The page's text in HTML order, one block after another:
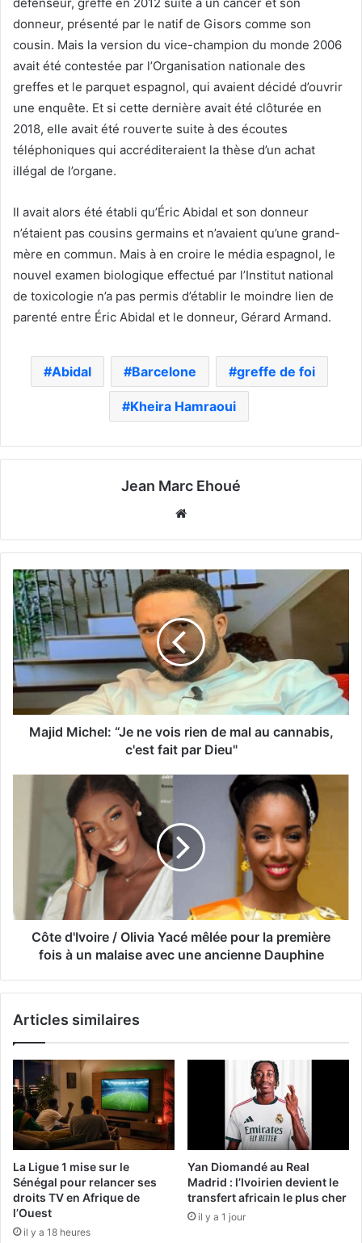
donneur, présenté par le natif de Gisors comme son
cousin. Mais la version du vice-champion du monde 2006
avait été contestée par l’Organisation nationale des
greffes et le parquet espagnol, qui avaient décidé d’ouvrir
une enquête. Et si cette dernière avait été clôturée en
2018, elle avait été rouverte suite à des écoutes
téléphoniques qui accréditeraient la thèse d’un achat
illégal de l’organe.
Il avait alors été établi qu’Éric Abidal et son donneur
n’étaient pas cousins germains et n’avaient qu’une grand-
mère en commun. Mais à en croire le média espagnol, le
nouvel examen biologique effectué par l’Institut national
de toxicologie n’a pas permis d’établir le moindre lien de
parenté entre Éric Abidal et le donneur, Gérard Armand.
Abidal Barcelone greffe de foi
Kheira Hamraoui
Jean Marc Ehoué
Majid Michel: “Je ne vois rien de mal au cannabis,
c'est fait par Dieu"
Côte d'Ivoire / Olivia Yacé mêlée pour la première
fois à un malaise avec une ancienne Dauphine
Articles similaires
La Ligue 1 mise sur le
Sénégal pour relancer ses
droits TV en Afrique de
l’Ouest
il y a 18 heures
Yan Diomandé au Real
Madrid : l’Ivoirien devient le
transfert africain le plus cher
il y a 1 jour